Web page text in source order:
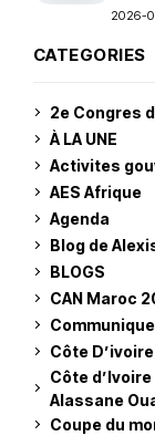
2026-
CATEGORIES
2e Congres
À LA UNE
Activites
AES Afrique
Agenda
Blog de
BLOGS
CAN Maroc
Côte D’ivoire
Côte
Alassane
Coupe du